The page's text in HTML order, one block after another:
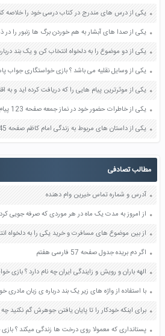
یکی از وسایل نقلیه می باشد ؟ بازی خواستگاری جواب
یکی از خاطرات حضور خود در نماز جمعه صفحه 123 پیام های آسمان هفتم
یکی از داستان های مربوط به زندگی امام کاظم صفحه 45 هدیه های آسمان چهارم
مطالب تصادفی
آدرس و شماره تماس خیرین وام دهنده
اگر دم بریده جدول صفحه 57 فارسی هفتم
الهه باران و رویش و زایندگی ایران چه نام دارد ؟ بازی
پستانداری که معمولا روی درخت ها زندگی میکند ؟